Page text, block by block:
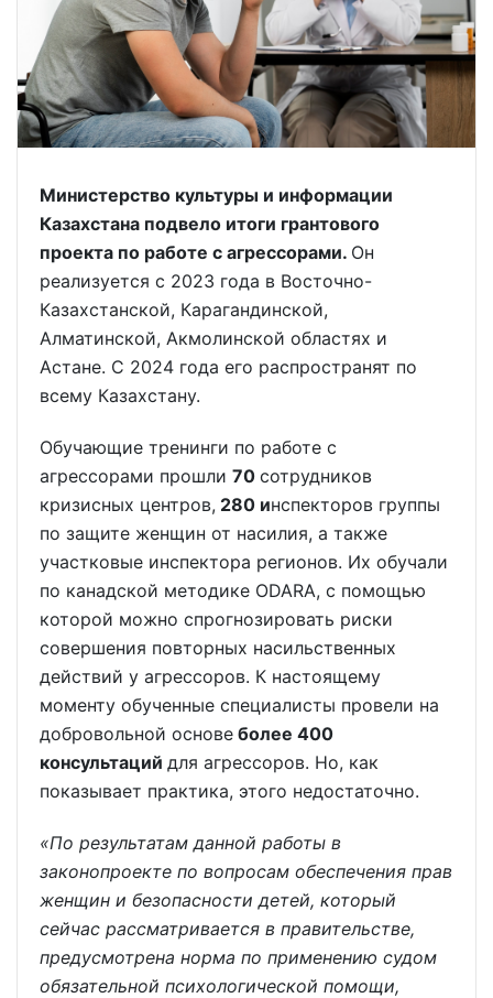
Министерство культуры и информации
Казахстана подвело итоги грантового
проекта по работе с агрессорами. Он
реализуется с 2023 года в Восточно-
Казахстанской, Карагандинской,
Алматинской, Акмолинской областях и
Астане. С 2024 года его распространят по
всему Казахстану.
Обучающие тренинги по работе с
агрессорами прошли 70 сотрудников
кризисных центров, 280 инспекторов группы
по защите женщин от насилия, а также
участковые инспектора регионов. Их обучали
по канадской методике ODARA, с помощью
которой можно спрогнозировать риски
совершения повторных насильственных
действий у агрессоров. К настоящему
моменту обученные специалисты провели на
добровольной основе более 400
консультаций для агрессоров. Но, как
показывает практика, этого недостаточно.
«По результатам данной работы в
законопроекте по вопросам обеспечения прав
женщин и безопасности детей, который
сейчас рассматривается в правительстве,
предусмотрена норма по применению судом
обязательной психологической помощи,